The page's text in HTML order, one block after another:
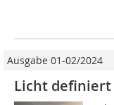
Ausgabe 01-02/2024
Licht definiert